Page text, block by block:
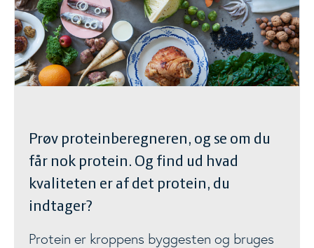
Calciumberegner
Proteinberegner
Kostanbefalinger
Livsstil
Prøv proteinberegneren, og se om du
får nok protein. Og find ud hvad
kvaliteten er af det protein, du
indtager?
Protein er kroppens byggesten og bruges